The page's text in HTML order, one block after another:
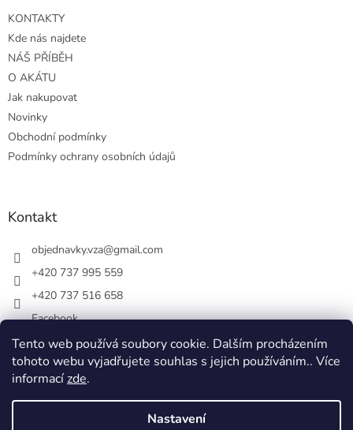
Tento web používá soubory cookie. Dalším procházením
tohoto webu vyjadřujete souhlas s jejich používáním.. Více
informacízde.
Nastavení
KONTAKTY
Kde nás najdete
NÁŠ PŘÍBĚH
O AKÁTU
Jak nakupovat
Novinky
Obchodní podmínky
Podmínky ochrany osobních údajů
Kontakt
objednavky.vza@gmail.com
+420 737 995 559
+420 737 516 658
Facebook
vsezakatu/
+420 737 516 658
Vytvořil Shoptet